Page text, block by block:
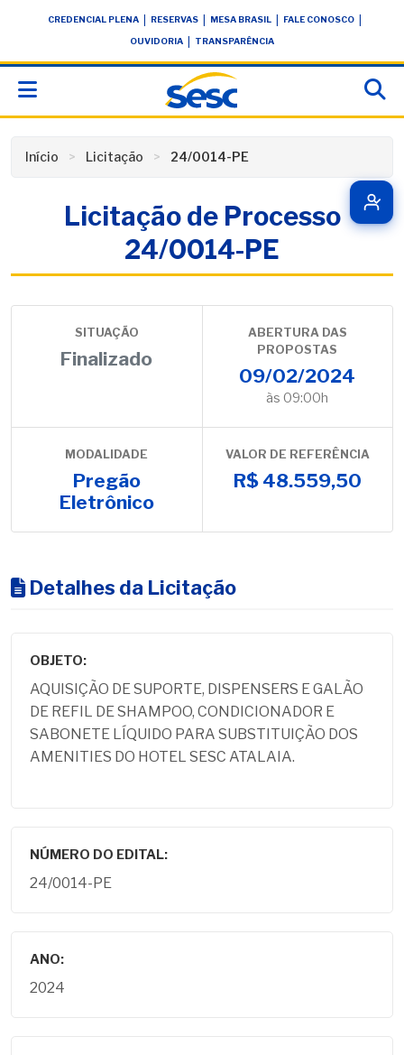
conteúdoCREDENCIAL PLENA RESERVAS MESA BRASIL FALE CONOSCO
OUVIDORIA TRANSPARÊNCIA
Início Licitação 24/0014-PE
Licitação de Processo
24/0014-PE
SITUAÇÃO
Finalizado
ABERTURA DAS
PROPOSTAS
09/02/2024
às 09:00h
MODALIDADE
Pregão
Eletrônico
VALOR DE REFERÊNCIA
R$ 48.559,50
Detalhes da Licitação
OBJETO:
AQUISIÇÃO DE SUPORTE, DISPENSERS E GALÃO
DE REFIL DE SHAMPOO, CONDICIONADOR E
SABONETE LÍQUIDO PARA SUBSTITUIÇÃO DOS
AMENITIES DO HOTEL SESC ATALAIA.
NÚMERO DO EDITAL:
24/0014-PE
ANO:
2024